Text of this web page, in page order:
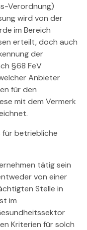
Verordnung)
wird von der
im Bereich
erteilt, doch auch
der
§68 FeV
Anbieter
für den
mit dem Vermerk
für betriebliche
tätig sein
von einer
Stelle in
im
Kriterien für solch